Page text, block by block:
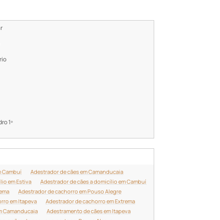
1º
Cambuí
Adestrador de cães em Camanducaia
em Estiva
Adestrador de cães a domicílio em Cambuí
Adestrador de cachorro em Pouso Alegre
em Itapeva
Adestrador de cachorro em Extrema
Camanducaia
Adestramento de cães em Itapeva